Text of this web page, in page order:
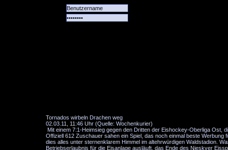
Tornados wirbeln Drachen weg
02.03.11, 11:46 Uhr (Quelle: Wochenkurier)
Mit einem 7:1-Heimsieg gegen den Dritten der Eishockey-Oberliga
Offiziell 612 Zuschauer sahen ein Spiel, das noch einmal beste
dies alles unter sternenklarem Himmel im altehrwürdigen Waldstadion.
Betriebserlaubnis für die Eisanlage ausläuft, das Ende des Nieskyer